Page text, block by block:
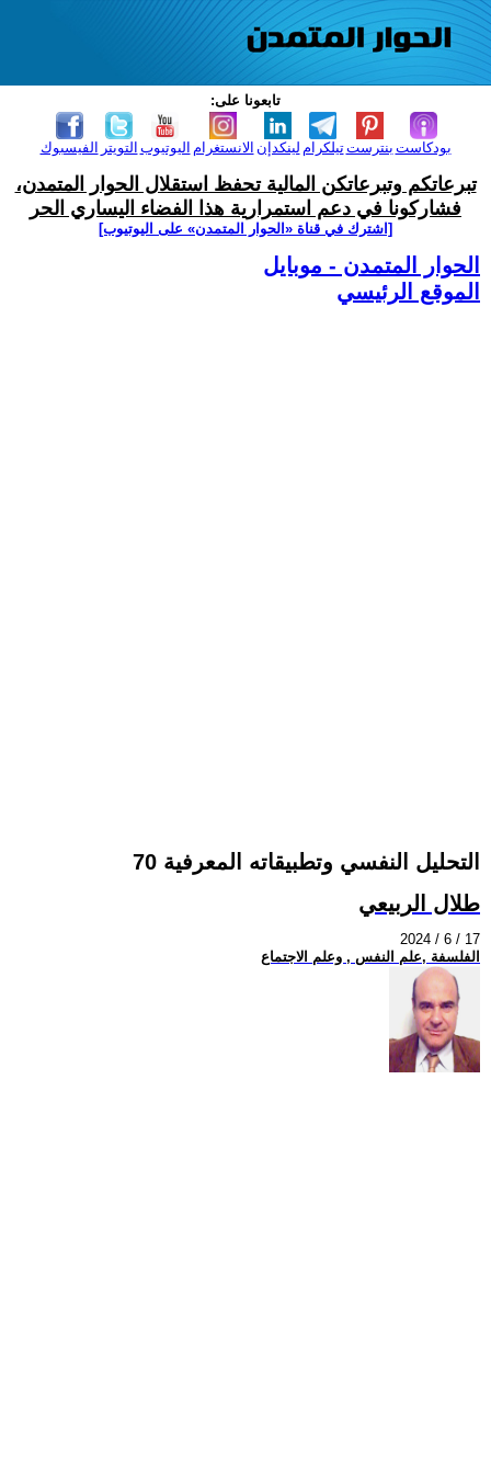
تابعونا على:
الفيسبوك التويتر اليوتيوب الانستغرام لينكدإن تيلكرامبنترست بودكاست
تبرعاتكم وتبرعاتكن المالية تحفظ استقلال الحوار المتمدن،
فشاركونا في دعم استمرارية هذا الفضاء اليساري الحر
[اشترك في قناة ‫«الحوار المتمدن» على اليوتيوب]
الحوار المتمدن - موبايل
الموقع الرئيسي
التحليل النفسي وتطبيقاته المعرفية 70
طلال الربيعي
2024 / 6 / 17
الفلسفة ,علم النفس , وعلم الاجتماع